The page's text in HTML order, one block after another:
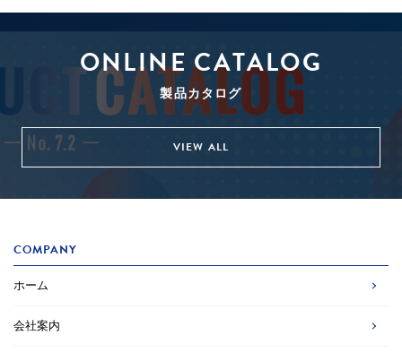
ONLINE CATALOG
製品カタログ
VIEW ALL
COMPANY
ホーム
会社案内